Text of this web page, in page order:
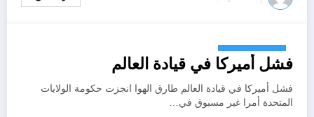
أكتوبر 26, 2022
فشل أميركا في قيادة العالم
فشل أميركا في قيادة العالم طارق الهوا انجزت حكومة الولايات
المتحدة أمرا غير مسبوق في…